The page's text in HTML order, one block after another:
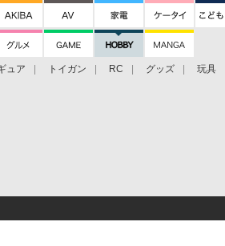
ュア トイガン RC グッズ 玩具